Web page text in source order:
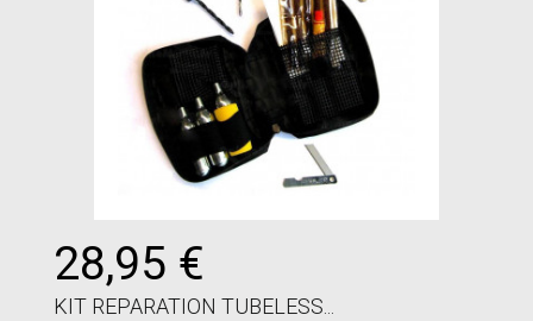
28,95 €
KIT REPARATION TUBELESS...